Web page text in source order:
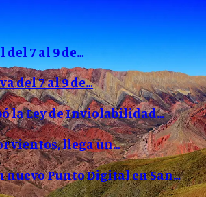
del 7 al 9 de…
del 7 al 9 de…
la Ley de Inviolabilidad…
vientos, llega un…
Punto Digital en San…